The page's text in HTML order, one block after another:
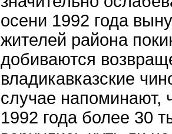
осени 1992 года
жителей района
добиваются
владикавказские
случае напоминают,
1992 года более 30